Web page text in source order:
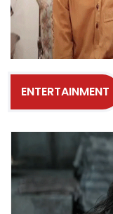
ENTERTAINMENT